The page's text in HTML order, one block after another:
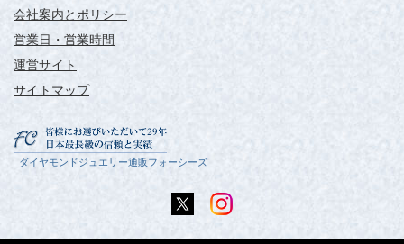
会社案内とポリシー
営業日・営業時間
運営サイト
サイトマップ
ダイヤモンドジュエリー通販フォーシーズ